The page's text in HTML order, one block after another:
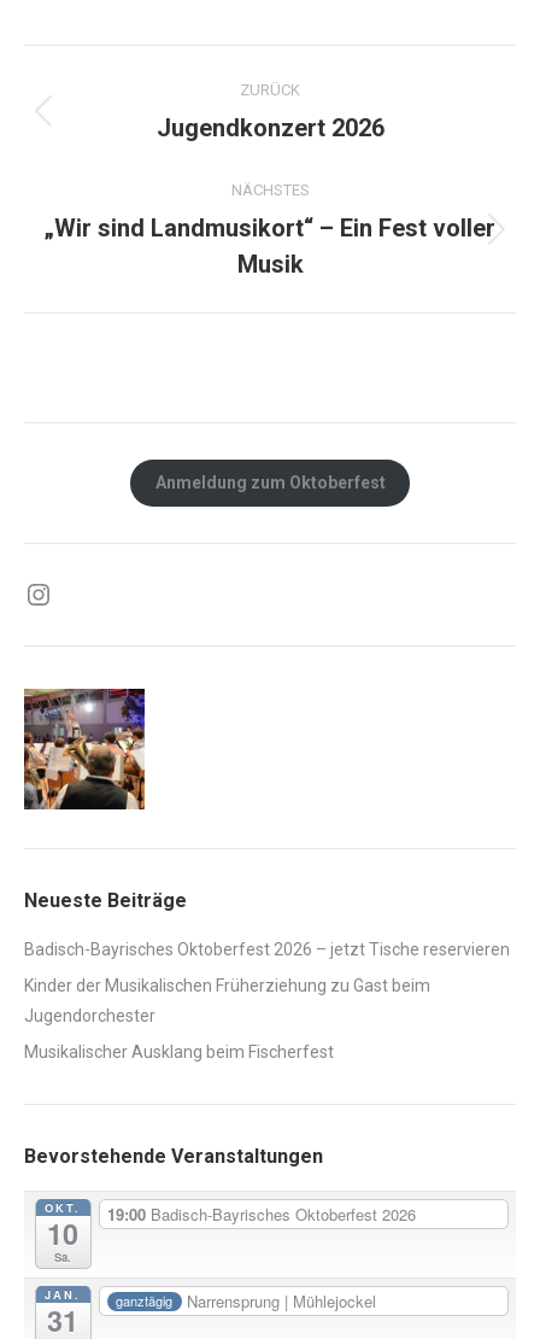
Navigation
ZURÜCK
Vorheriges
Jugendkonzert 2026
NÄCHSTES
Nächstes
Album:
„Wir sind Landmusikort“ – Ein Fest voller
Musik
Anmeldung zum Oktoberfest
Instagram
Neueste Beiträge
Badisch-Bayrisches Oktoberfest 2026 – jetzt Tische reservieren
Kinder der Musikalischen Früherziehung zu Gast beim
Jugendorchester
Musikalischer Ausklang beim Fischerfest
Bevorstehende Veranstaltungen
OKT.
10
Sa.
19:00 Badisch-Bayrisches Oktoberfest 2026
JAN.
31
ganztägig Narrensprung | Mühlejockel